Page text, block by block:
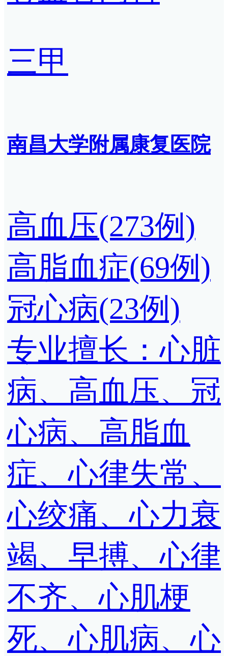
三甲
南昌大学附属康复医院
高血压(273例)
高脂血症(69例)
冠心病(23例)
专业擅长：心脏
病、高血压、冠
心病、高脂血
症、心律失常、
心绞痛、心力衰
竭、早搏、心律
不齐、心肌梗
死、心肌病、心